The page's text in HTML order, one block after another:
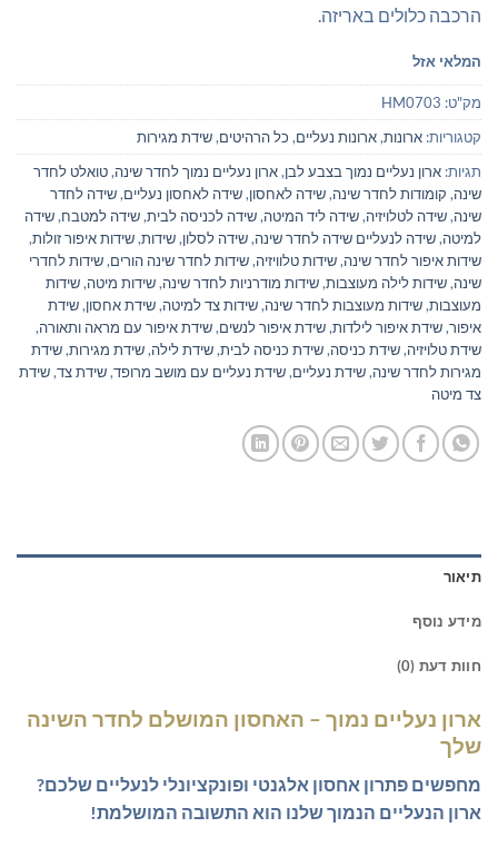
הרכבה כלולים באריזה.
המלאי אזל
מק"ט: HM0703
קטגוריות: ארונות,ארונות נעליים, כל הרהיטים,שידת מגירות
תגיות: ארון נעליים נמוך בצבע לבן,ארון נעליים נמוך לחדר שינה,טואלט לחדר
שינה, קומודות לחדר שינה,שידה לאחסון,שידה לאחסון נעליים,שידה לחדר
שינה,שידה לטלויזיה,שידה ליד המיטה,שידה לכניסה לבית,שידה למטבח,שידה
למיטה,שידה לנעליים שידה לחדר שינה,שידה לסלון,שידות,שידות איפור זולות,
שידות איפור לחדר שינה,שידות טלוויזיה,שידות לחדר שינה הורים,שידות לחדרי
שינה,שידות לילה מעוצבות,שידות מודרניות לחדר שינה,שידות מיטה,שידות
מעוצבות,שידות מעוצבות לחדר שינה,שידות צד למיטה,שידת אחסון,שידת
איפור,שידת איפור לילדות,שידת איפור לנשים,שידת איפור עם מראה ותאורה,
שידת טלויזיה,שידת כניסה,שידת כניסה לבית,שידת לילה,שידת מגירות,שידת
מגירות לחדר שינה,שידת נעליים,שידת נעליים עם מושב מרופד,שידת צד,שידת
צד מיטה
תיאור
מידע נוסף
חוות דעת (0)
ארון נעליים נמוך – האחסון המושלם לחדר השינה
שלך
מחפשים פתרון אחסון אלגנטי ופונקציונלי לנעליים שלכם?
ארון הנעליים הנמוך שלנו הוא התשובה המושלמת!